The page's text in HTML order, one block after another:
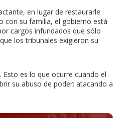
en lugar de restaurarle
con su familia, el gobierno está
cargos infundados que sólo
los tribunales exigieron su
Esto es lo que ocurre cuando el
su abuso de poder: atacando a